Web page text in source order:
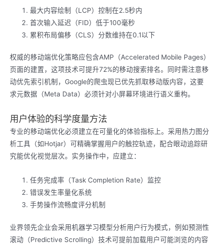
最大内容绘制（LCP）控制在2.5秒内
首次输入延迟（FID）低于100毫秒
累积布局偏移（CLS）分数维持在0.1以下
权威的移动端优化策略应包含AMP（Accelerated Mobile Pages）
页面的建置，这项技术可提升72%的移动搜索排名。同时需注意移
动优先索引机制，Google的爬虫现已优先抓取移动版内容，这要
求元数据（Meta Data）必须针对小屏幕环境进行语义重构。
用户体验的科学度量方法
专业的移动端优化必须建立在可量化的体验指标上。采用热力图分
析工具（如Hotjar）可精确掌握用户的触控轨迹，配合眼动追踪研
究能优化视觉层次。实务操作中，应建立：
任务完成率（Task Completion Rate）监控
错误发生率量化系统
手势操作流畅度评分机制
业界领先企业会采用机器学习模型分析用户行为模式，例如预测性
滚动（Predictive Scrolling）技术可提前加载用户可能浏览的内容